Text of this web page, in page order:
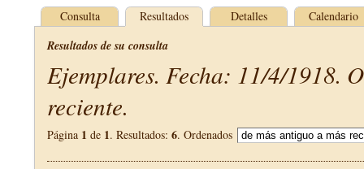
Consulta Resultados Detalles Calendario
Resultados de su consulta
Ejemplares. Fecha: 11/4/1918.
reciente.
Página 1 de 1. Resultados: 6. Ordenados